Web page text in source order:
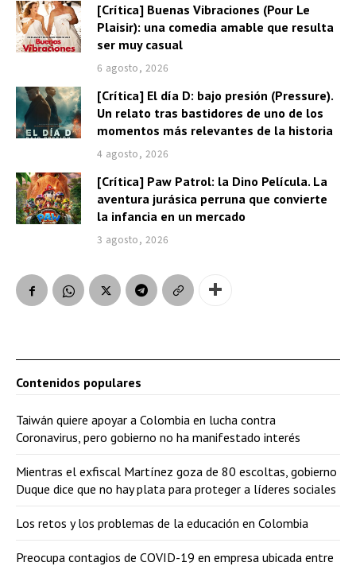
[Crítica] Buenas Vibraciones (Pour Le
Plaisir): una comedia amable que resulta
ser muy casual
6 agosto, 2026
[Crítica] El día D: bajo presión (Pressure).
Un relato tras bastidores de uno de los
momentos más relevantes de la historia
4 agosto, 2026
[Crítica] Paw Patrol: la Dino Película. La
aventura jurásica perruna que convierte
la infancia en un mercado
3 agosto, 2026
Contenidos populares
Taiwán quiere apoyar a Colombia en lucha contra
Coronavirus, pero gobierno no ha manifestado interés
Mientras el exfiscal Martínez goza de 80 escoltas, gobierno
Duque dice que no hay plata para proteger a líderes sociales
Los retos y los problemas de la educación en Colombia
Preocupa contagios de COVID-19 en empresa ubicada entre